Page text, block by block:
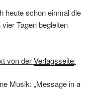
heute schon einmal die
Tagen begleiten
von derVerlagsseite:
Musik: „Message in a